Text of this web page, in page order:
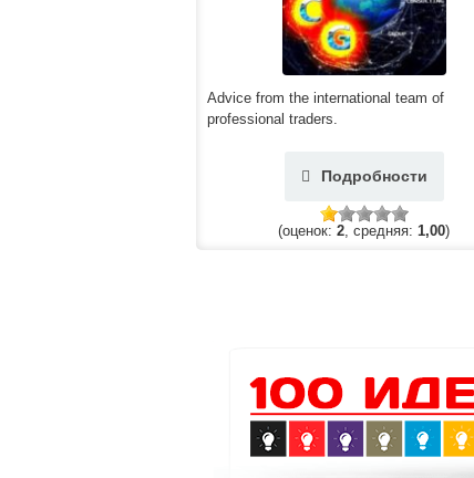
Advice from the international team of
professional traders.
Подробности
(оценок: 2, средняя: 1,00)